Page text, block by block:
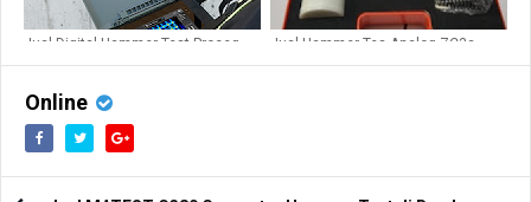
Jual Digital Hammer Test Proceq
Jual Hammer Tes Analog ZC3a
Online